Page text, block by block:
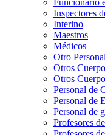
Inspectores
Interino
Maestros
Médicos
Otro
Otros
Otros
Personal de
Personal de
Personal de
Profesores